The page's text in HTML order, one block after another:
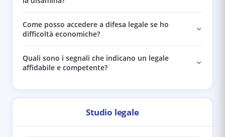
Come posso accedere a difesa legale se ho
difficoltà economiche?
Quali sono i segnali che indicano un legale
affidabile e competente?
Studio legale